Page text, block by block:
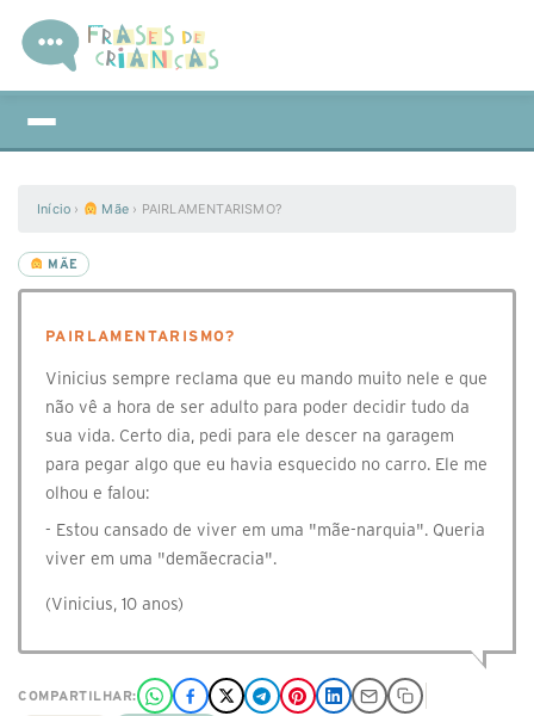
Início › Mãe › PAIRLAMENTARISMO?
MÃE
PAIRLAMENTARISMO?
Vinicius sempre reclama que eu mando muito nele e que
não vê a hora de ser adulto para poder decidir tudo da
sua vida. Certo dia, pedi para ele descer na garagem
para pegar algo que eu havia esquecido no carro. Ele me
olhou e falou:
- Estou cansado de viver em uma "mãe-narquia". Queria
viver em uma "demãecracia".
(Vinicius, 10 anos)
COMPARTILHAR: